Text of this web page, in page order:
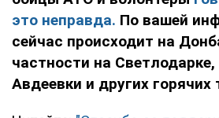
это неправда. По вашей
сейчас происходит на
частности на
Авдеевки и других горячих